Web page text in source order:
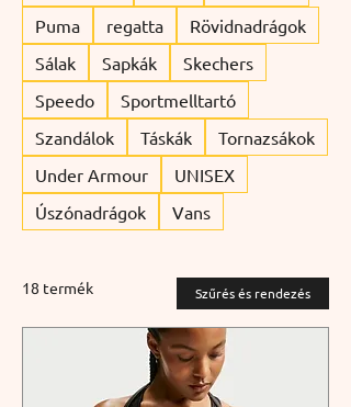
Puma
regatta
Rövidnadrágok
Sálak
Sapkák
Skechers
Speedo
Sportmelltartó
Szandálok
Táskák
Tornazsákok
Under Armour
UNISEX
Úszónadrágok
Vans
18 termék Szűrés és rendezés